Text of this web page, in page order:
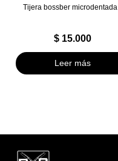
Tijera bossber microdentada
$15.000
Leer más